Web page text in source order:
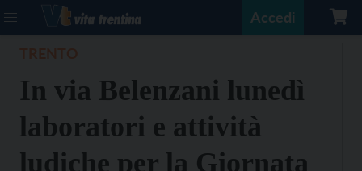
Accedi
In via Belenzani lunedì
laboratori e attività
ludiche per la Giornata